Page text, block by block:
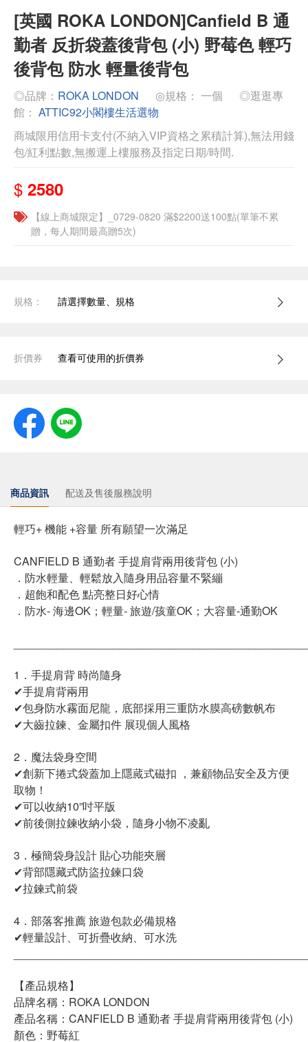
[英國 ROKA LONDON]Canfield B 通
勤者 反折袋蓋後背包 (小) 野莓色 輕巧
後背包 防水 輕量後背包
◎品牌： ROKA LONDON ◎規格： 一個
◎逛逛專
館： ATTIC92小閣樓生活選物
商城限用信用卡支付(不納入VIP資格之累積計算),無法用錢
包/紅利點數,無搬運上樓服務及指定日期/時間.
$ 2580
【線上商城限定】_0729-0820 滿$2200送100點(單筆不累
贈，每人期間最高贈5次)
規格： 請選擇數量、規格
折價券 查看可使用的折價券
商品資訊 配送及售後服務說明
輕巧+ 機能 +容量 所有願望一次滿足
CANFIELD B 通勤者 手提肩背兩用後背包 (小)
．防水輕量、輕鬆放入隨身用品容量不緊繃
．超飽和配色 點亮整日好心情
．防水- 海邊OK；輕量- 旅遊/孩童OK；大容量-通勤OK
1．手提肩背 時尚隨身
✔手提肩背兩用
✔包身防水霧面尼龍，底部採用三重防水膜高磅數帆布
✔大齒拉鍊、金屬扣件 展現個人風格
2．魔法袋身空間
✔創新下捲式袋蓋加上隱蕆式磁扣 ，兼顧物品安全及方便
取物！
✔可以收納10”吋平版
✔前後側拉鍊收納小袋，隨身小物不凌亂
3．極簡袋身設計 貼心功能夾層
✔背部隱藏式防盜拉鍊口袋
✔拉鍊式前袋
4．部落客推薦 旅遊包款必備規格
✔輕量設計、可折疊收納、可水洗
【產品規格】
品牌名稱：ROKA LONDON
產品名稱：CANFIELD B 通勤者 手提肩背兩用後背包 (小)
顏色：野莓紅